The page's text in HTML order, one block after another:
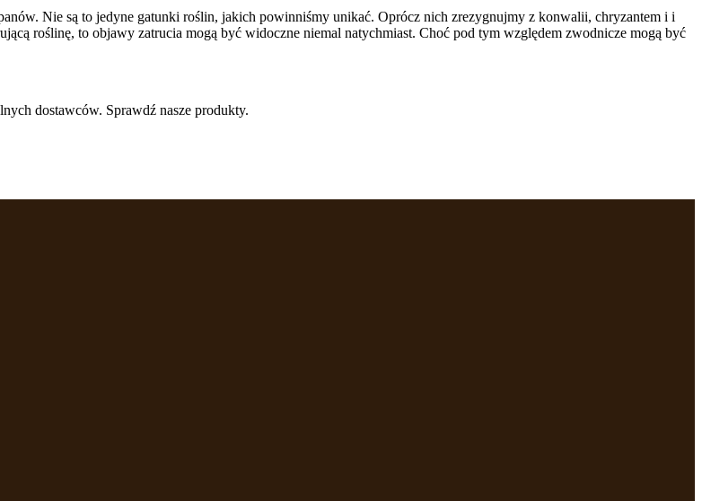
Nie są to jedyne gatunki roślin, jakich powinniśmy unikać. Oprócz nich zrezygnujmy z konwalii, chryzantem i i
roślinę, to objawy zatrucia mogą być widoczne niemal natychmiast. Choć pod tym względem zwodnicze mogą być
dostawców. Sprawdź nasze produkty.